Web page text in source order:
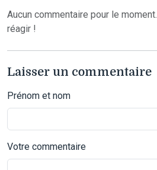
Aucun commentaire pour le
réagir !
Laisser un commentaire
Prénom et nom
Votre commentaire